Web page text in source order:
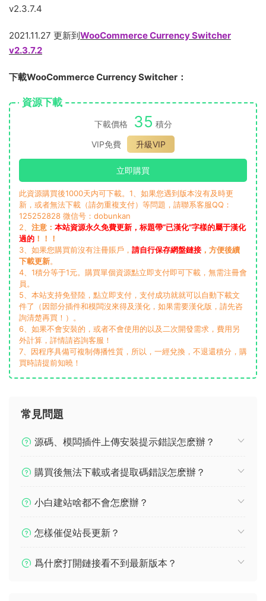
v2.3.7.4
2021.11.27 更新到WooCommerce Currency Switcher
v2.3.7.2
下載WooCommerce Currency Switcher：
資源下載
下載價格 35 積分
VIP免費
升級VIP
立即購買
此資源購買後1000天内可下載。1、如果您遇到版本沒有及時更
新，或者無法下載（請勿重複支付）等問題，請聯系客服QQ：
125252828 微信号：dobunkan
2、 注意： 本站資源永久免費更新，标題帶“已漢化”字樣的屬于漢化
過的 ！！！
3、如果您購買前沒有注冊賬戶， 請自行保存網盤鏈接 ，方便後續
下載更新。
4、1積分等于1元。購買單個資源點立即支付即可下載，無需注冊會
員。
5、本站支持免登陸，點立即支付，支付成功就就可以自動下載文
件了（因部分插件和模闆沒來得及漢化，如果需要漢化版，請先咨
詢清楚再買！）。
6、如果不會安裝的，或者不會使用的以及二次開發需求，費用另
外計算，詳情請咨詢客服！
7、因程序具備可複制傳播性質，所以，一經兌換，不退還積分，購
買時請提前知曉！
常見問題
源碼、模闆插件上傳安裝提示錯誤怎麽辦？
購買後無法下載或者提取碼錯誤怎麽辦？
小白建站啥都不會怎麽辦？
怎樣催促站長更新？
爲什麽打開鏈接看不到最新版本？